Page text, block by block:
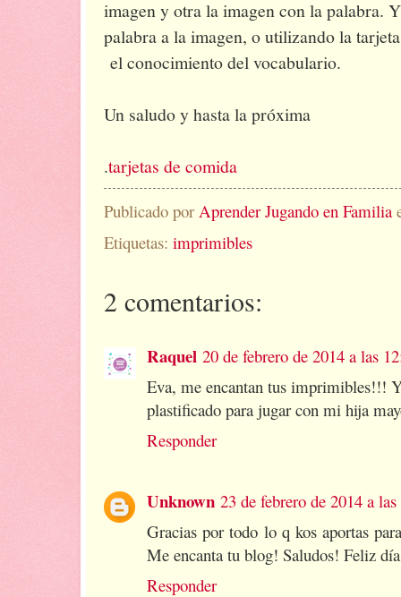
imagen y otra la imagen con la palabra.
palabra a la imagen, o utilizando la
el conocimiento del vocabulario.
Un saludo y hasta la próxima
.tarjetas de comida
Publicado por Aprender Jugando en Familia
Etiquetas: imprimibles
2 comentarios:
Raquel 20 de febrero de 2014 a las
Eva, me encantan tus imprimibles!!!
plastificado para jugar con mi hija
Responder
Unknown 23 de febrero de 2014 a
Gracias por todo lo q kos aportas
Me encanta tu blog! Saludos! Feliz
Responder